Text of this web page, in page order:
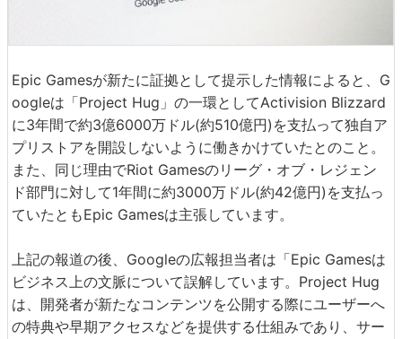
Epic Gamesが新たに証拠として提示した情報によると、G
oogleは「Project Hug」の一環としてActivision Blizzard
に3年間で約3億6000万ドル(約510億円)を支払って独自ア
プリストアを開設しないように働きかけていたとのこと。
また、同じ理由でRiot Gamesのリーグ・オブ・レジェン
ド部門に対して1年間に約3000万ドル(約42億円)を支払っ
ていたともEpic Gamesは主張しています。
上記の報道の後、Googleの広報担当者は「Epic Gamesは
ビジネス上の文脈について誤解しています。Project Hug
は、開発者が新たなコンテンツを公開する際にユーザーへ
の特典や早期アクセスなどを提供する仕組みであり、サー